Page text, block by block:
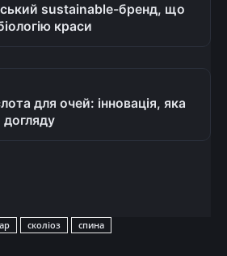
sustainable-бренд, що
краси
для очей: інновація, яка
догляду
сколіоз спина